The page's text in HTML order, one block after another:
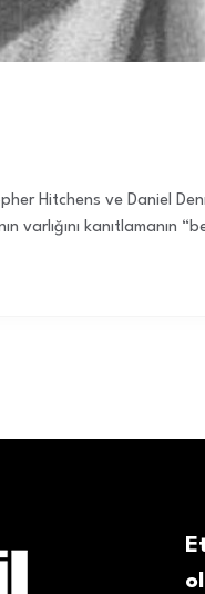
Hitchens ve Daniel
varlığını kanıtlamanın